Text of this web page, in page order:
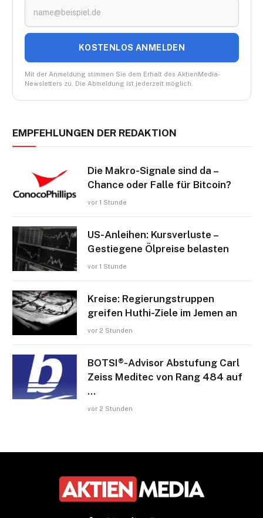
KOSTENLOS ANMELDEN
Mit der Anmeldung stimmen Sie dem Erhalt des AktienMedia-
Newsletters zu. Die Abmeldung ist jederzeit möglich.
EMPFEHLUNGEN DER REDAKTION
Die Makro-Signale sind da –
Chance oder Falle für Bitcoin?
vor 1 Stunde
US-Anleihen: Kursverluste –
Gestiegene Ölpreise belasten
vor 1 Stunde
Kreise: Regierungstruppen
greifen Huthi-Ziele im Jemen an
vor 2 Stunden
BOTSI®-Advisor Abstufung Carl
Zeiss Meditec von Rang 484 auf
…
vor 2 Stunden